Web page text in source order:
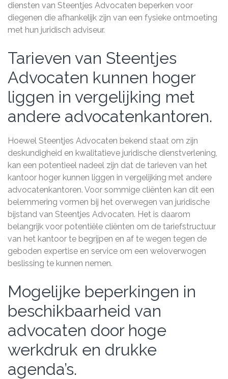
diensten van Steentjes Advocaten beperken voor
diegenen die afhankelijk zijn van een fysieke ontmoeting
met hun juridisch adviseur.
Tarieven van Steentjes
Advocaten kunnen hoger
liggen in vergelijking met
andere advocatenkantoren.
Hoewel Steentjes Advocaten bekend staat om zijn
deskundigheid en kwalitatieve juridische dienstverlening,
kan een potentieel nadeel zijn dat de tarieven van het
kantoor hoger kunnen liggen in vergelijking met andere
advocatenkantoren. Voor sommige cliënten kan dit een
belemmering vormen bij het overwegen van juridische
bijstand van Steentjes Advocaten. Het is daarom
belangrijk voor potentiële cliënten om de tariefstructuur
van het kantoor te begrijpen en af te wegen tegen de
geboden expertise en service om een weloverwogen
beslissing te kunnen nemen.
Mogelijke beperkingen in
beschikbaarheid van
advocaten door hoge
werkdruk en drukke
agenda’s.